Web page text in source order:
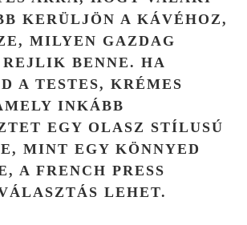
KERÜLJÖN A KÁVÉHOZ,
MILYEN GAZDAG
BENNE. HA
A TESTES, KRÉMES
INKÁBB
EGY OLASZ STÍLUSÚ
MINT EGY KÖNNYED
A FRENCH PRESS
LEHET.